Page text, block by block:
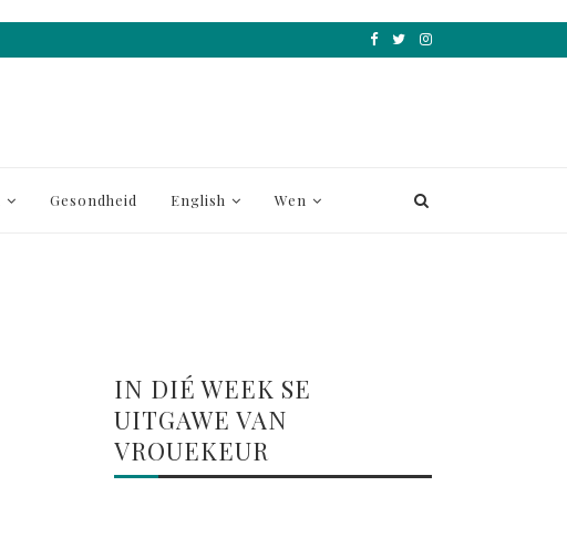
Gesondheid English Wen
IN DIÉ WEEK SE
UITGAWE VAN
VROUEKEUR